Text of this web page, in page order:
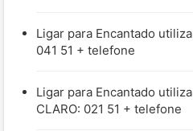
Ligar para Encantado
041 51 + telefone
Ligar para Encantado
CLARO: 021 51 + telefone